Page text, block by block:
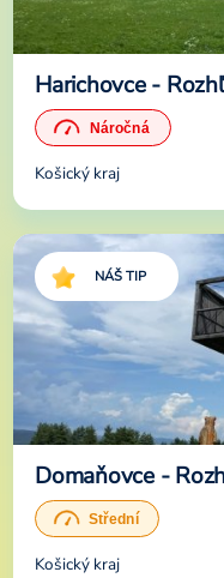
Harichovce -
Košický kraj
NÁŠ TIP
Domaňovce -
Košický kraj